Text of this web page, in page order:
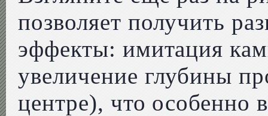
позволяет получить
эффекты: имитация
увеличение глубины
центре), что особенно